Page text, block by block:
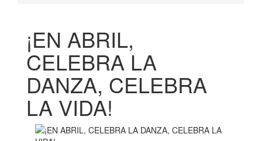
¡EN ABRIL,
CELEBRA LA
DANZA, CELEBRA
LA VIDA!